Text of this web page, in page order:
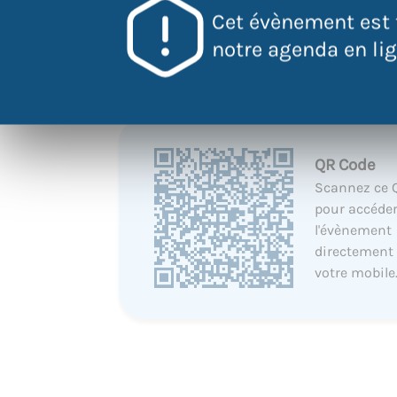
Cet évènement
notre agenda en
QR Code
Scannez ce
pour
l'évènement
directement
votre mobile.